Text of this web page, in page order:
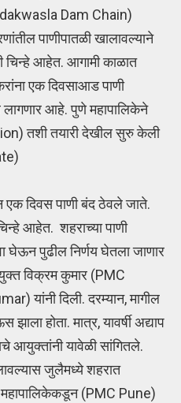
Dam Chain)
पाणीपातळी खालावल्याने
आहेत. आगामी काळात
एक दिवसाआड पाणी
आहे. पुणे महापालिकेने
तशी तयारी देखील सुरु केली
दिवस पाणी बंद ठेवले जाते.
आहेत. शहराच्या पाणी
पुढील निर्णय घेतला जाणार
विक्रम कुमार (PMC
यांनी दिली. दरम्यान, मागील
झाला होता. मात्र, यावर्षी अद्याप
आयुक्‍तांनी यावेळी सांगितले.
जुलैमध्ये शहरात
महापालिकेकडून (PMC Pune)